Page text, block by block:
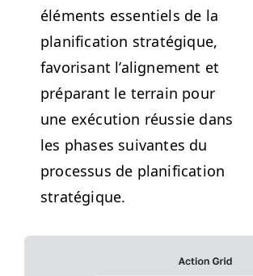
élé­ments essen­tiels de la
plan­i­fi­ca­tion stratégique,
favorisant l’aligne­ment et
pré­parant le ter­rain pour
une exé­cu­tion réussie dans
les phas­es suiv­antes du
proces­sus de plan­i­fi­ca­tion
stratégique.